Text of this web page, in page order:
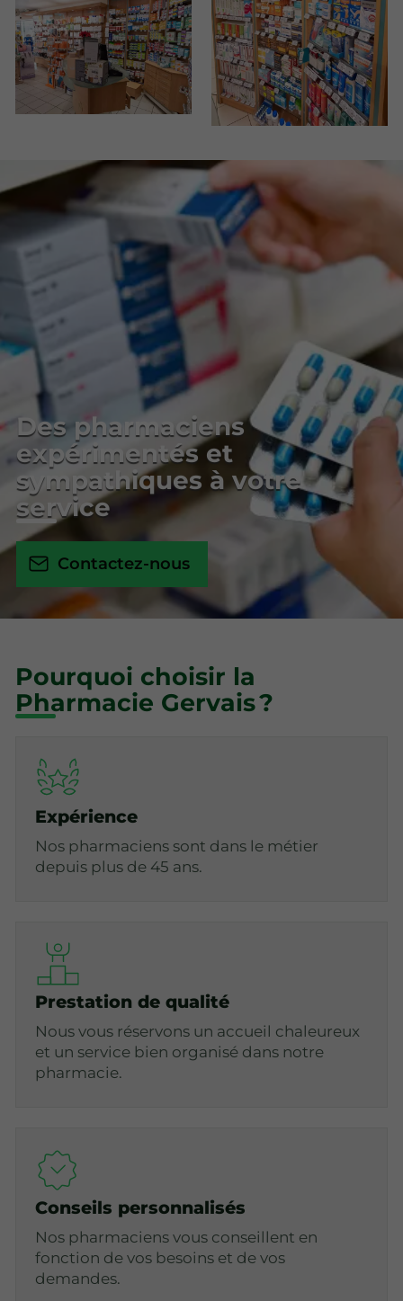
Des pharmaciens
expérimentés et
sympathiques à votre
service
Contactez-nous
Pourquoi choisir la
Pharmacie Gervais ?
Expérience
Nos pharmaciens sont dans le métier
depuis plus de 45 ans.
Prestation de qualité
Nous vous réservons un accueil chaleureux
et un service bien organisé dans notre
pharmacie.
Conseils personnalisés
Nos pharmaciens vous conseillent en
fonction de vos besoins et de vos
demandes.